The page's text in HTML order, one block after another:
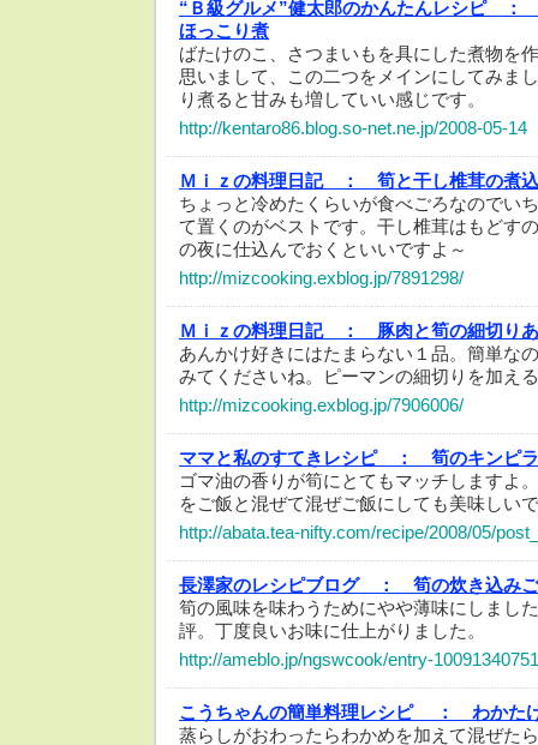
“Ｂ級グルメ”健太郎のかんたんレシピ ：
ほっこり煮
ばたけのこ、さつまいもを具にした煮物を
思いまして、この二つをメインにしてみま
り煮ると甘みも増していい感じです。
http://kentaro86.blog.so-net.ne.jp/2008-05-14
Ｍｉｚの料理日記 ：
筍と干し椎茸の煮
ちょっと冷めたくらいが食べごろなのでい
て置くのがベストです。干し椎茸はもどす
の夜に仕込んでおくといいですよ～
http://mizcooking.exblog.jp/7891298/
Ｍｉｚの料理日記 ：
豚肉と筍の細切り
あんかけ好きにはたまらない１品。簡単な
みてくださいね。ピーマンの細切りを加え
http://mizcooking.exblog.jp/7906006/
ママと私のすてきレシピ ：
筍のキンピラ
ゴマ油の香りが筍にとてもマッチしますよ
をご飯と混ぜて混ぜご飯にしても美味しい
http://abata.tea-nifty.com/recipe/2008/05/
長澤家のレシピブログ ：
筍の炊き込み
筍の風味を味わうためにやや薄味にしまし
評。丁度良いお味に仕上がりました。
http://ameblo.jp/ngswcook/entry-
こうちゃんの簡単料理レシピ ：
わかた
蒸らしがおわったらわかめを加えて混ぜた